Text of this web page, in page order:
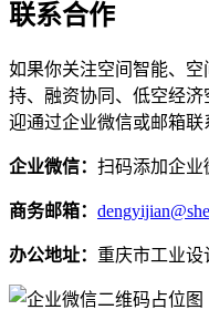
联系合作
如果你关注空间智能、
持、融资协同、低空经
迎通过企业微信或邮箱联
企业微信： 扫码添加企业
商务邮箱：
办公地址： 重庆市工业设